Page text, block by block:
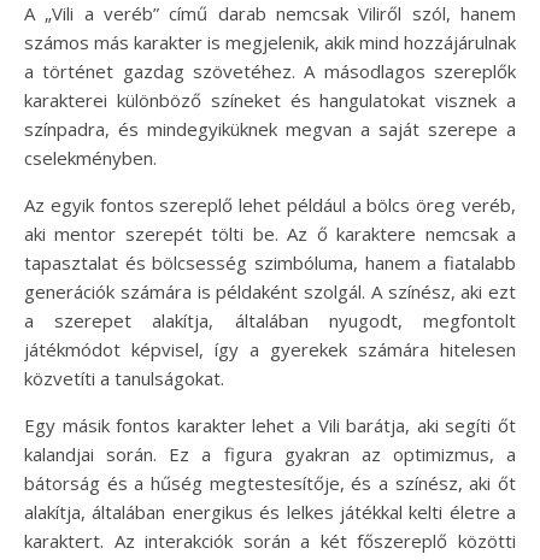
A „Vili a veréb” című darab nemcsak Viliről szól, hanem
számos más karakter is megjelenik, akik mind hozzájárulnak
a történet gazdag szövetéhez. A másodlagos szereplők
karakterei különböző színeket és hangulatokat visznek a
színpadra, és mindegyiküknek megvan a saját szerepe a
cselekményben.
Az egyik fontos szereplő lehet például a bölcs öreg veréb,
aki mentor szerepét tölti be. Az ő karaktere nemcsak a
tapasztalat és bölcsesség szimbóluma, hanem a fiatalabb
generációk számára is példaként szolgál. A színész, aki ezt
a szerepet alakítja, általában nyugodt, megfontolt
játékmódot képvisel, így a gyerekek számára hitelesen
közvetíti a tanulságokat.
Egy másik fontos karakter lehet a Vili barátja, aki segíti őt
kalandjai során. Ez a figura gyakran az optimizmus, a
bátorság és a hűség megtestesítője, és a színész, aki őt
alakítja, általában energikus és lelkes játékkal kelti életre a
karaktert. Az interakciók során a két főszereplő közötti